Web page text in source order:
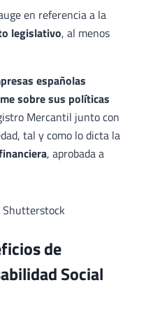
en referencia a la
legislativo, al menos
españolas
sobre sus políticas
Mercantil junto con
tal y como lo dicta la
, aprobada a
de
Social